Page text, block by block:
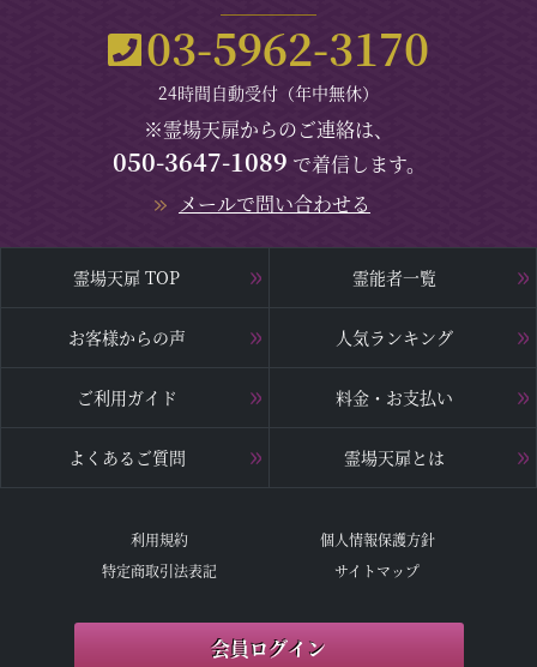
03-5962-3170
24時間自動受付（年中無休）
※霊場天扉からのご連絡は、
050-3647-1089 で着信します。
メールで問い合わせる
霊場天扉 TOP 霊能者一覧
お客様からの声 人気ランキング
ご利用ガイド 料金・お支払い
よくあるご質問 霊場天扉とは
利用規約
特定商取引法表記
個人情報保護方針
サイトマップ
会員ログイン